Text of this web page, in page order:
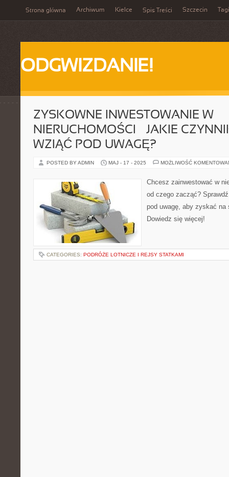
Strona główna Archiwum Kielce Spis Treści Szczecin Tagi
ODGWIZDANIE!
ZYSKOWNE INWESTOWANIE W
NIERUCHOMOŚCI – JAKIE
WZIĄĆ POD UWAGĘ?
POSTED BY ADMIN MAJ - 17 - 2025 MOŻLIWOŚĆ
Chcesz zainwestować w
od czego zacząć?
pod uwagę, aby zyskać na
Dowiedz się więcej!
CATEGORIES: PODRÓŻE LOTNICZE I REJSY STATKAMI